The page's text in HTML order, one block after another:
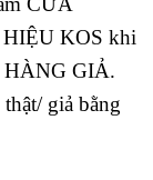
KOS khi
GIẢ.
giả bằng